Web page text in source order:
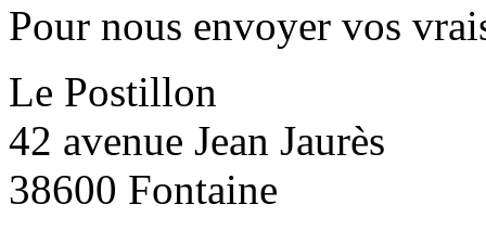
Pour nous envoyer vos
Le Postillon
42 avenue Jean Jaurès
38600 Fontaine